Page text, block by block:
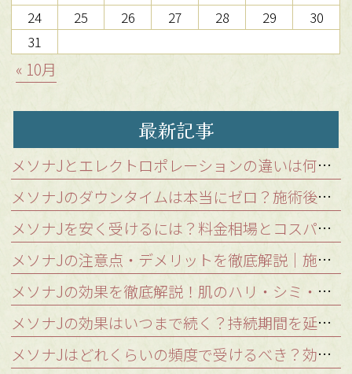
24
25 26 27 28 29
30
31
« 10月
最新記事
メソナJとエレクトロポレーションの違いは何？浸透力が格段に高い「メソポレーション法」を解説
メソナJのダウンタイムは本当にゼロ？施術後の肌状態と注意点を徹底解説
メソナJを安く受けるには？料金相場とコスパの良いクリニックの選び方
メソナJの注意点・デメリットを徹底解説｜施術を受けられないケースと稀なリスク
メソナJの効果を徹底解説！肌のハリ・シミ・肝斑を改善する秘密の仕組み
メソナJの効果はいつまで続く？持続期間を延ばし美肌をキープする秘訣
メソナJはどれくらいの頻度で受けるべき？効果を持続させる理想の継続期間